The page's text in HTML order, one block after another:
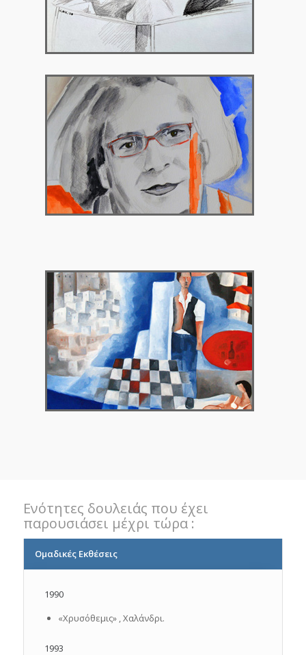
2023 – Γκαλερί Χρυσόθεμις
2024 – Ακράτα
Ενότητες δουλειάς που έχει
παρουσιάσει μέχρι τώρα :
Ομαδικές Εκθέσεις
1990
«Χρυσόθεμις» , Χαλάνδρι.
1993